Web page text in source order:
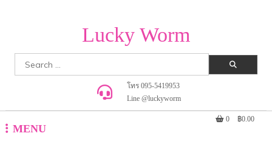
Lucky Worm
Search
โทร 095-5419953
Line @luckyworm
MENU
0 ฿0.00